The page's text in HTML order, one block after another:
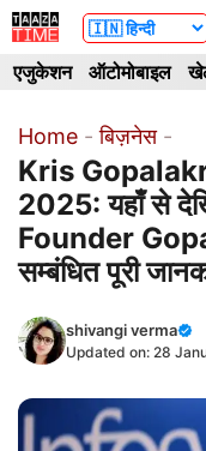
Skip
to
content
एजुकेशन ऑटोमोबाइल
Home -बिज़नेस-
Kris
2025: यहाँ से
Founder
सम्बंधित पूरी
shivangi verma
Updated on: 28